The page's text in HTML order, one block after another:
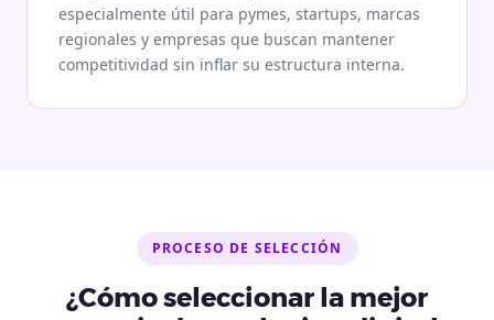
especialmente útil para pymes, startups, marcas
regionales y empresas que buscan mantener
competitividad sin inflar su estructura interna.
PROCESO DE SELECCIÓN
¿Cómo seleccionar la mejor